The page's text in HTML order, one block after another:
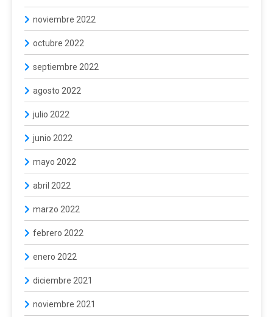
noviembre 2022
octubre 2022
septiembre 2022
agosto 2022
julio 2022
junio 2022
mayo 2022
abril 2022
marzo 2022
febrero 2022
enero 2022
diciembre 2021
noviembre 2021